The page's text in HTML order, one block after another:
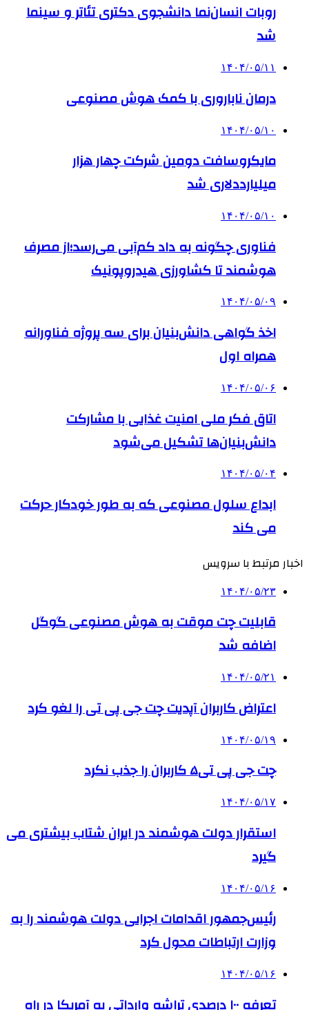
روبات انسان‌نما دانشجوی دکتری تئاتر و سینما
شد
۱۴۰۴/۰۵/۱۱
درمان ناباروری با کمک هوش مصنوعی
۱۴۰۴/۰۵/۱۰
مایکروسافت دومین شرکت چهار هزار
میلیارددلاری شد
۱۴۰۴/۰۵/۱۰
فناوری چگونه به داد کم‌آبی می‌رسد؛از مصرف
هوشمند تا کشاورزی هیدروپونیک
۱۴۰۴/۰۵/۰۹
اخذ گواهی دانش‌بنیان برای سه پروژه فناورانه
همراه اول
۱۴۰۴/۰۵/۰۶
اتاق فکر ملی امنیت غذایی با مشارکت
دانش‌بنیان‌ها تشکیل می‌شود
۱۴۰۴/۰۵/۰۴
ابداع سلول مصنوعی که به طور خودکار حرکت
می کند
اخبار مرتبط با سرویس
۱۴۰۴/۰۵/۲۳
قابلیت چت موقت به هوش مصنوعی گوگل
اضافه شد
۱۴۰۴/۰۵/۲۱
اعتراض کاربران آپدیت چت جی پی تی را لغو کرد
۱۴۰۴/۰۵/۱۹
چت جی پی تی۵ کاربران را جذب نکرد
۱۴۰۴/۰۵/۱۷
استقرار دولت هوشمند در ایران شتاب بیشتری می
گیرد
۱۴۰۴/۰۵/۱۶
رئیس‌جمهور اقدامات اجرایی دولت هوشمند را به
وزارت ارتباطات محول کرد
۱۴۰۴/۰۵/۱۶
تعرفه ۱۰۰ درصدی تراشه وارداتی به آمریکا در راه